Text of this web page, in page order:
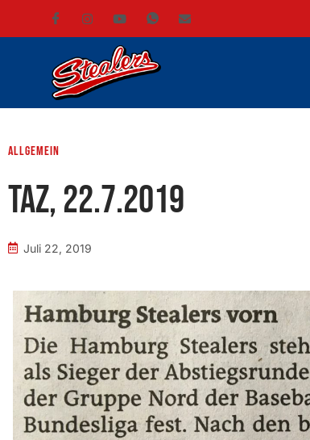
Allgemein
TAZ, 22.7.2019
Juli 22, 2019